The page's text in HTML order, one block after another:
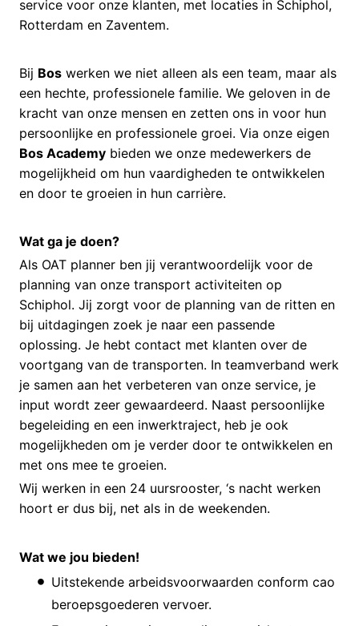
service voor onze klanten, met locaties in Schiphol,
Rotterdam en Zaventem.
Bij Bos werken we niet alleen als een team, maar als
een hechte, professionele familie. We geloven in de
kracht van onze mensen en zetten ons in voor hun
persoonlijke en professionele groei. Via onze eigen
Bos Academy bieden we onze medewerkers de
mogelijkheid om hun vaardigheden te ontwikkelen
en door te groeien in hun carrière.
Wat ga je doen?
Als OAT planner ben jij verantwoordelijk voor de
planning van onze transport activiteiten op
Schiphol. Jij zorgt voor de planning van de ritten en
bij uitdagingen zoek je naar een passende
oplossing. Je hebt contact met klanten over de
voortgang van de transporten. In teamverband werk
je samen aan het verbeteren van onze service, je
input wordt zeer gewaardeerd. Naast persoonlijke
begeleiding en een inwerktraject, heb je ook
mogelijkheden om je verder door te ontwikkelen en
met ons mee te groeien.
Wij werken in een 24 uursrooster, ‘s nacht werken
hoort er dus bij, net als in de weekenden.
Wat we jou bieden!
Uitstekende arbeidsvoorwaarden conform cao
beroepsgoederen vervoer.